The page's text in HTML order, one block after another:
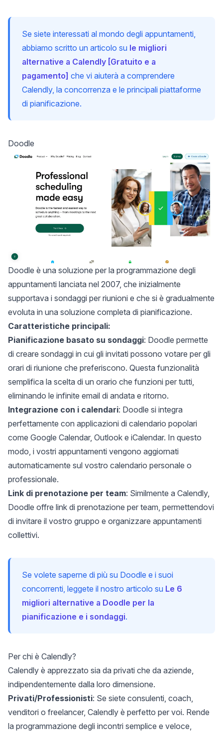
Se siete interessati al mondo degli appuntamenti,
abbiamo scritto un articolo su le migliori
alternative a Calendly [Gratuito e a
pagamento] che vi aiuterà a comprendere
Calendly, la concorrenza e le principali piattaforme
di pianificazione.
Doodle
Doodle è una soluzione per la programmazione degli
appuntamenti lanciata nel 2007, che inizialmente
supportava i sondaggi per riunioni e che si è gradualmente
evoluta in una soluzione completa di pianificazione.
Caratteristiche principali:
Pianificazione basato su sondaggi: Doodle permette
di creare sondaggi in cui gli invitati possono votare per gli
orari di riunione che preferiscono. Questa funzionalità
semplifica la scelta di un orario che funzioni per tutti,
eliminando le infinite email di andata e ritorno.
Integrazione con i calendari: Doodle si integra
perfettamente con applicazioni di calendario popolari
come Google Calendar, Outlook e iCalendar. In questo
modo, i vostri appuntamenti vengono aggiornati
automaticamente sul vostro calendario personale o
professionale.
Link di prenotazione per team: Similmente a Calendly,
Doodle offre link di prenotazione per team, permettendovi
di invitare il vostro gruppo e organizzare appuntamenti
collettivi.
Se volete saperne di più su Doodle e i suoi
concorrenti, leggete il nostro articolo su Le 6
migliori alternative a Doodle per la
pianificazione e i sondaggi.
Per chi è Calendly?
Calendly è apprezzato sia da privati che da aziende,
indipendentemente dalla loro dimensione.
Privati/Professionisti: Se siete consulenti, coach,
venditori o freelancer, Calendly è perfetto per voi. Rende
la programmazione degli incontri semplice e veloce,